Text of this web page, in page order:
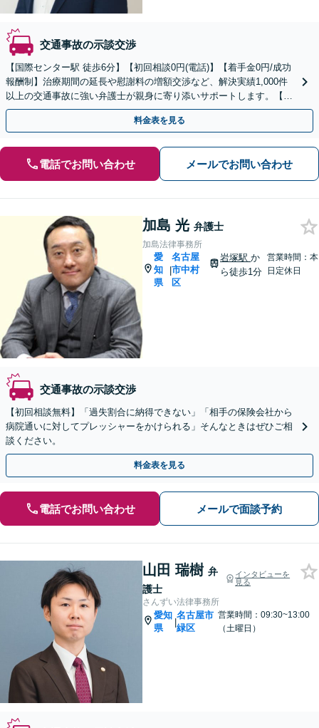
交通事故の示談交渉
【国際センター駅 徒歩6分】【初回相談0円(電話)】【着手金0円/成功
報酬制】治療期間の延長や慰謝料の増額交渉など、解決実績1,000件
以上の交通事故に強い弁護士が親身に寄り添いサポートします。【電
話相談でご契約まで対応可/来所不要】
料金表を見る
電話でお問い合わせ メールでお問い合わせ
加島 光 弁護士
加島法律事務所
愛
知
県
|
名古屋
市中村
区
岩塚駅 か
ら徒歩1分
営業時間：本
日定休日
交通事故の示談交渉
【初回相談無料】「過失割合に納得できない」「相手の保険会社から
病院通いに対してプレッシャーをかけられる」そんなときはぜひご相
談ください。
料金表を見る
電話でお問い合わせ メールで面談予約
山田 瑞樹 弁
護士
インタビューを
見る
さんずい法律事務所
愛知
県
|
名古屋市
緑区
営業時間：09:30~13:00
（土曜日）